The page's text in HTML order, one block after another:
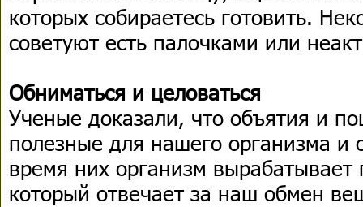
которых собираетесь готовить.
советуют есть палочками или
Обниматься и целоваться
Ученые доказали, что объятия и
полезные для нашего организма и
время них организм вырабатывает
который отвечает за наш обмен